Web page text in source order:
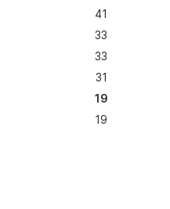
41
33
33
31
19
19